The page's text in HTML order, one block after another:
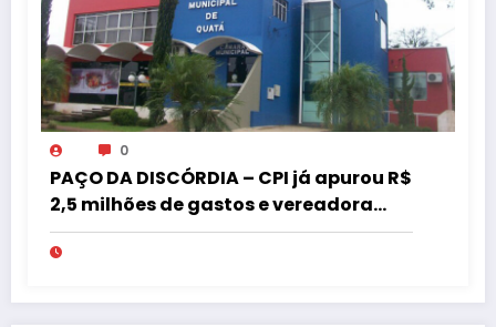
0
PAÇO DA DISCÓRDIA – CPI já apurou R$
2,5 milhões de gastos e vereadora
pede “acordo” para aprovar R$ 9,5
milhões